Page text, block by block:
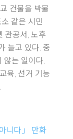
건물을 박물
같은 시민
관공서, 노후
늘고 있다. 중
않는 일이다.
육, 선거 기능
니다」 만화